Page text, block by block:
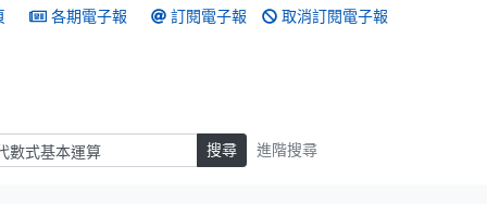
各期電子報 訂閱電子報 取消訂閱電子報
搜尋 進階搜尋